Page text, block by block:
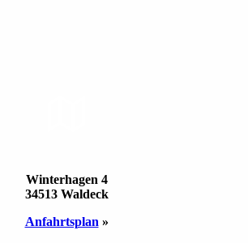
Winterhagen 4
34513 Waldeck
Anfahrts­plan »